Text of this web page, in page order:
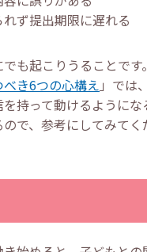
ず提出期限に遅れる
も起こりうることです
き6つの心構え 」では
持って動けるようにな
で、参考にしてみてく